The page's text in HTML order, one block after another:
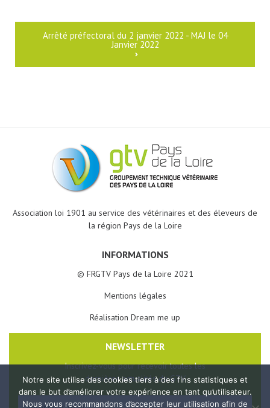
Arrêté préfectoral du 2 janvier 2022 - MAJ le 04
Janvier 2022
Association loi 1901 au service des vétérinaires et des éleveurs de
la région Pays de la Loire
NEWSLETTER
Inscrivez-vous pour recevoir toutes les
dernières actualités du GTV
Veuillez
INFORMATIONS
© FRGTV Pays de la Loire 2021
Mentions légales
Réalisation Dream me up
Notre site utilise des cookies tiers à des fins statistiques et
dans le but d’améliorer votre expérience en tant qu’utilisateur.
Nous vous recommandons d’accepter leur utilisation afin de